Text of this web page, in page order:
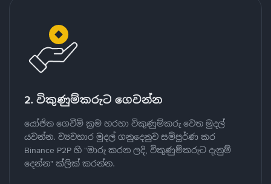
2. විකුණුම්කරුට ගෙවන්න
යෝජිත ගෙවීම් ක්‍රම හරහා විකුණුම්කරු වෙත මුදල්
යවන්න. ව්‍යවහාර මුදල් ගනුදෙනුව සම්පූර්ණ කර
Binance P2P හි "මාරු කරන ලදි, විකුණුම්කරුට දැනුම්
දෙන්න" ක්ලික් කරන්න.